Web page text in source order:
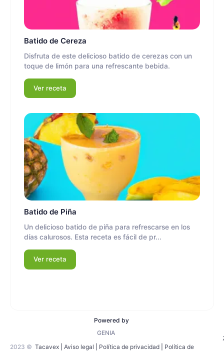
Batido de Cereza
Disfruta de este delicioso batido de cerezas con un
toque de limón para una refrescante bebida.
Ver receta
Batido de Piña
Un delicioso batido de piña para refrescarse en los
días calurosos. Esta receta es fácil de pr...
Ver receta
2023 © Tacavex Aviso legal Política de privacidad Política de
Powered by
GENIA
;